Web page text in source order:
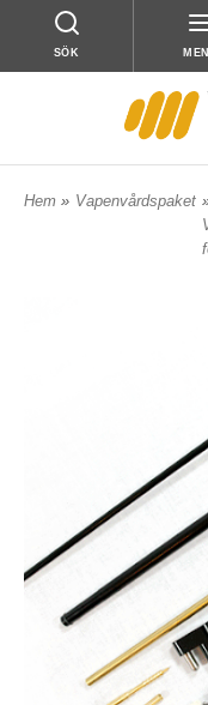
SÖK
Hem » Vapenvårdspaket